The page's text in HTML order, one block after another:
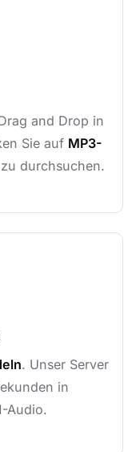
and Drop in
Sie auf MP3-
durchsuchen.
. Unser Server
in
Audio.